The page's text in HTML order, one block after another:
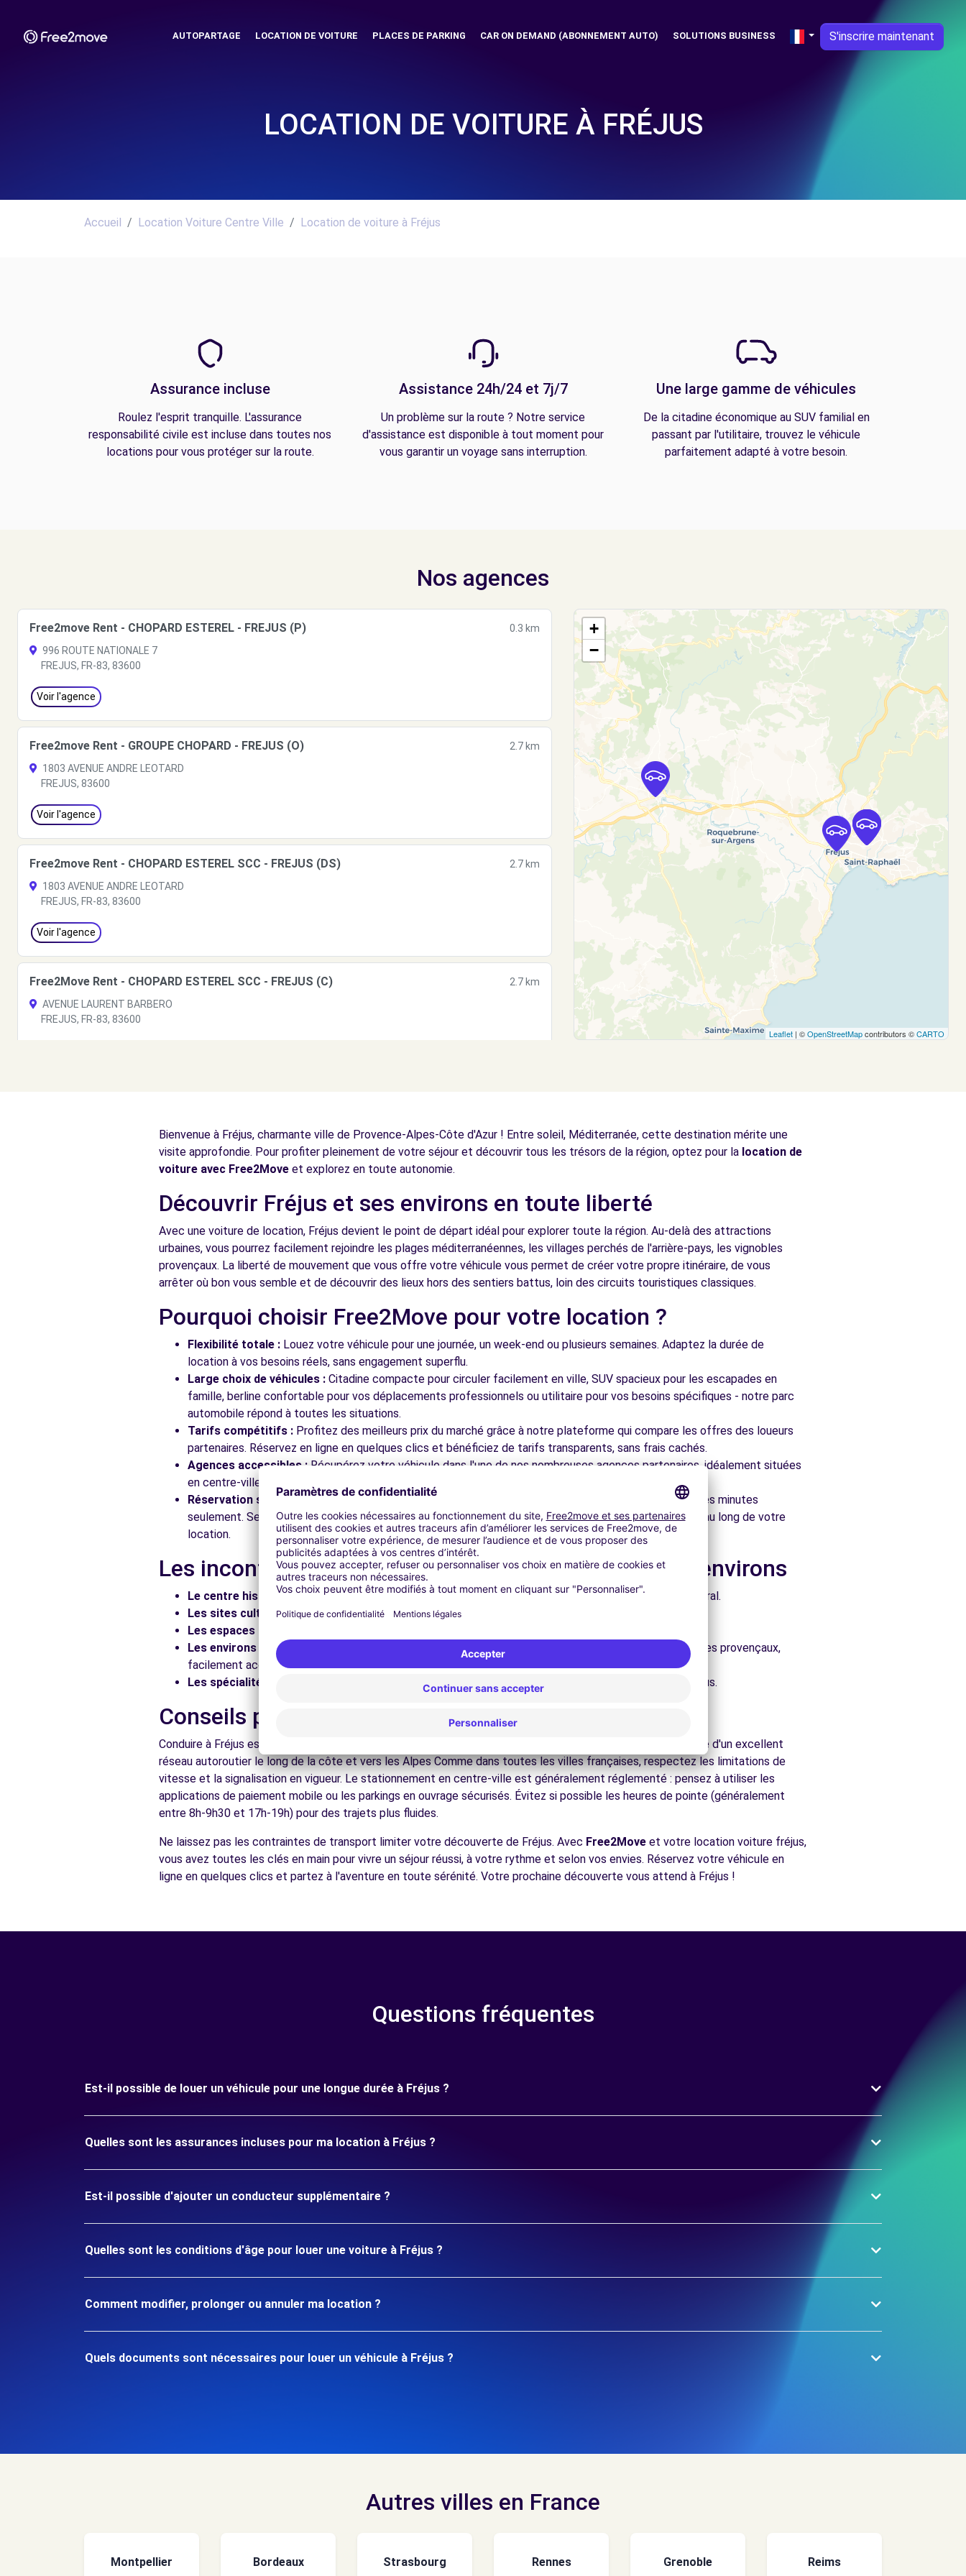
AUTOPARTAGE LOCATION DE VOITURE PLACES DE PARKING CAR ON DEMAND (ABONNEMENT AUTO) SOLUTIONS BUSINESS S'inscrire maintenant
LOCATION DE VOITURE À FRÉJUS
Accueil Location Voiture Centre Ville Location de voiture à Fréjus
Assurance incluse
Roulez l'esprit tranquille. L'assurance
responsabilité civile est incluse dans toutes nos
locations pour vous protéger sur la route.
Assistance 24h/24 et 7j/7
Un problème sur la route ? Notre service
d'assistance est disponible à tout moment pour
vous garantir un voyage sans interruption.
Une large gamme de véhicules
De la citadine économique au SUV familial en
passant par l'utilitaire, trouvez le véhicule
parfaitement adapté à votre besoin.
Nos agences
Free2move Rent - CHOPARD ESTEREL - FREJUS (P)
0.3 km
996 ROUTE NATIONALE 7
FREJUS, FR-83, 83600
Voir l'agence
Free2move Rent - GROUPE CHOPARD - FREJUS (O)
2.7 km
1803 AVENUE ANDRE LEOTARD
FREJUS, 83600
Voir l'agence
Free2move Rent - CHOPARD ESTEREL SCC - FREJUS (DS)
2.7 km
1803 AVENUE ANDRE LEOTARD
FREJUS, FR-83, 83600
Voir l'agence
Free2Move Rent - CHOPARD ESTEREL SCC - FREJUS (C)
2.7 km
AVENUE LAURENT BARBERO
FREJUS, FR-83, 83600
+
−
Leaflet | ©OpenStreetMapcontributors ©CARTO
Bienvenue à Fréjus, charmante ville de Provence-Alpes-Côte d'Azur ! Entre soleil, Méditerranée, cette destination mérite une
visite approfondie. Pour profiter pleinement de votre séjour et découvrir tous les trésors de la région, optez pour la location de
voiture avec Free2Move et explorez en toute autonomie.
Découvrir Fréjus et ses environs en toute liberté
Avec une voiture de location, Fréjus devient le point de départ idéal pour explorer toute la région. Au-delà des attractions
urbaines, vous pourrez facilement rejoindre les plages méditerranéennes, les villages perchés de l'arrière-pays, les vignobles
provençaux. La liberté de mouvement que vous offre votre véhicule vous permet de créer votre propre itinéraire, de vous
arrêter où bon vous semble et de découvrir des lieux hors des sentiers battus, loin des circuits touristiques classiques.
Pourquoi choisir Free2Move pour votre location ?
Flexibilité totale : Louez votre véhicule pour une journée, un week-end ou plusieurs semaines. Adaptez la durée de
location à vos besoins réels, sans engagement superflu.
Large choix de véhicules : Citadine compacte pour circuler facilement en ville, SUV spacieux pour les escapades en
famille, berline confortable pour vos déplacements professionnels ou utilitaire pour vos besoins spécifiques - notre parc
automobile répond à toutes les situations.
Tarifs compétitifs : Profitez des meilleurs prix du marché grâce à notre plateforme qui compare les offres des loueurs
partenaires. Réservez en ligne en quelques clics et bénéficiez de tarifs transparents, sans frais cachés.
Agences accessibles : Récupérez votre véhicule dans l'une de nos nombreuses agences partenaires, idéalement situées
en centre-ville, en gare ou près des aéroports pour faciliter le démarrage de votre séjour.
Réservation simplifiée :Notre plateforme intuitive vous permet de réserver votre véhicule en quelques minutes
seulement. Service client disponible pour répondre à toutes vos questions et vous accompagner tout au long de votre
location.
Les incontournables à découvrir à Fréjus et dans les environs
Le centre historique :Flânez dans les ruelles du cœur de ville et découvrez son patrimoine architectural.
Les sites culturels :Visitez les musées et monuments qui font la richesse de Fréjus.
Les espaces naturels :
Les environs :
Explorez les plages méditerranéennes, les villages perchés de l'arrière-pays, les vignobles provençaux,
facilement accessibles en voiture.
Les spécialités locales :
Découvrez la gastronomie régionale dans les restaurants et marchés de Fréjus.
Conseils pratiques pour conduire à Fréjus
Conduire à Fréjus est accessible à tous les conducteurs avec quelques conseils pratiques. la région bénéficie d'un excellent
réseau autoroutier le long de la côte et vers les Alpes Comme dans toutes les villes françaises, respectez les limitations de
vitesse et la signalisation en vigueur. Le stationnement en centre-ville est généralement réglementé : pensez à utiliser les
applications de paiement mobile ou les parkings en ouvrage sécurisés. Évitez si possible les heures de pointe (généralement
entre 8h-9h30 et 17h-19h) pour des trajets plus fluides.
Ne laissez pas les contraintes de transport limiter votre découverte de Fréjus. Avec Free2Move et votre location voiture fréjus,
vous avez toutes les clés en main pour vivre un séjour réussi, à votre rythme et selon vos envies. Réservez votre véhicule en
ligne en quelques clics et partez à l'aventure en toute sérénité. Votre prochaine découverte vous attend à Fréjus !
Questions fréquentes
Est-il possible de louer un véhicule pour une longue durée à Fréjus ?
Quelles sont les assurances incluses pour ma location à Fréjus ?
Est-il possible d'ajouter un conducteur supplémentaire ?
Quelles sont les conditions d'âge pour louer une voiture à Fréjus ?
Comment modifier, prolonger ou annuler ma location ?
Quels documents sont nécessaires pour louer un véhicule à Fréjus ?
Autres villes en France
Montpellier Bordeaux Strasbourg Rennes Grenoble Reims